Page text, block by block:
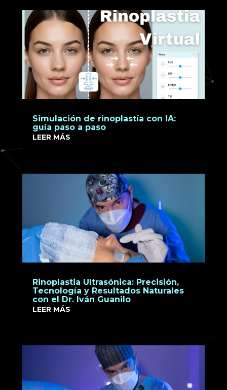
Simulación de rinoplastía con IA:
guía paso a paso
LEER MÁS
Rinoplastia Ultrasónica: Precisión,
Tecnología y Resultados Naturales
con el Dr. Iván Guanilo
LEER MÁS